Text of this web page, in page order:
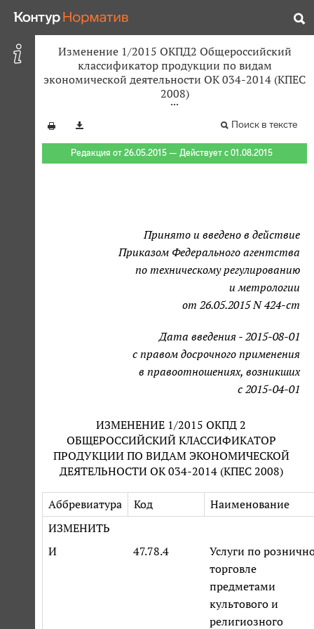
Изменение 1/2015 ОКПД2 Общероссийский
классификатор продукции по видам
экономической деятельности ОК 034-2014 (КПЕС
2008)
Поиск в тексте
Редакция от 26.05.2015 — Действует с 01.08.2015
Принято и введено в действие
Приказом Федерального агентства
по техническому регулированию
и метрологии
от 26.05.2015 N 424-ст
Дата введения - 2015-08-01
с правом досрочного применения
в правоотношениях, возникших
с 2015-04-01
ИЗМЕНЕНИЕ 1/2015 ОКПД 2
ОБЩЕРОССИЙСКИЙ КЛАССИФИКАТОР
ПРОДУКЦИИ ПО ВИДАМ ЭКОНОМИЧЕСКОЙ
ДЕЯТЕЛЬНОСТИ ОК 034-2014 (КПЕС 2008)
Аббревиатура Код
Наименование
ИЗМЕНИТЬ
И
47.78.4
Услуги по
торговле
предметами
культового и
религиозного